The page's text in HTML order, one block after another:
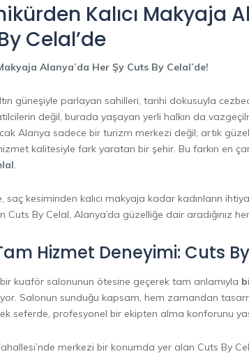
Kalıcı Makyaja
Celal’de
Alanya’da Her Şy Cuts By Celal’de!
güneşiyle parlayan sahilleri, tarihi dokusuyla
değil, burada yaşayan yerli halkın da
Alanya sadece bir turizm merkezi değil; artık
kalitesiyle fark yaratan bir şehir. Bu farkın en
.
saç kesiminden kalıcı makyaja kadar kadınların
Cuts By Celal, Alanya’da güzelliğe dair aradığınız
Hizmet Deneyimi: Cuts
kuaför salonunun ötesine geçerek tam anlamıyla
Salonun sunduğu kapsam, hem zamandan
seferde, profesyonel bir ekipten alma konforunu
merkezi bir konumda yer alan Cuts By